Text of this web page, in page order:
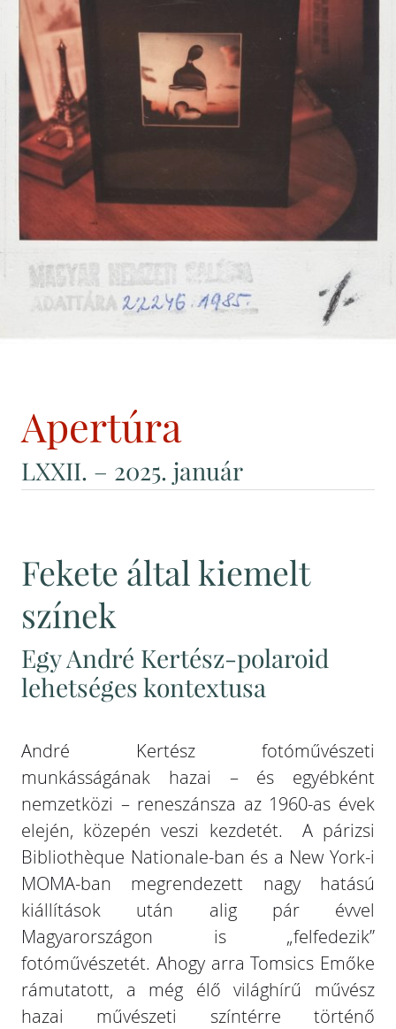
Apertúra
LXXII. – 2025. január
Fekete által kiemelt
színek
Egy André Kertész-polaroid
lehetséges kontextusa
André Kertész fotóművészeti
munkásságának hazai – és egyébként
nemzetközi – reneszánsza az 1960-as évek
elején, közepén veszi kezdetét. A párizsi
Bibliothèque Nationale-ban és a New York-i
MOMA-ban megrendezett nagy hatású
kiállítások után alig pár évvel
Magyarországon is „felfedezik”
fotóművészetét. Ahogy arra Tomsics Emőke
rámutatott, a még élő világhírű művész
hazai művészeti színtérre történő